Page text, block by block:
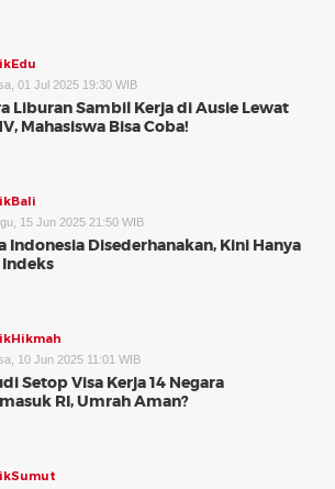
01 Jul 2025 19:30 WIB
Liburan Sambil Kerja di Ausie Lewat
Mahasiswa Bisa Coba!
15 Jun 2025 21:50 WIB
Indonesia Disederhanakan, Kini Hanya
Indeks
10 Jun 2025 11:01 WIB
Setop Visa Kerja 14 Negara
RI, Umrah Aman?